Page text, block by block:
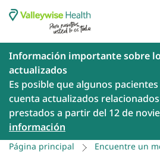
Información importante sobre
actualizados
Es posible que algunos
cuenta actualizados
prestados a partir del 12 de
información
Página principal Encuentre un